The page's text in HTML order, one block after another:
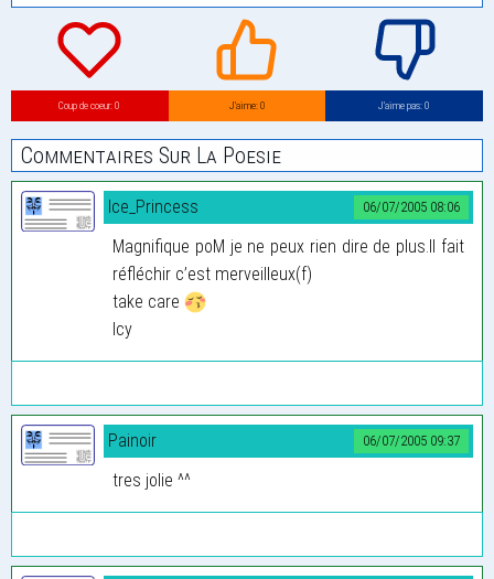
Coup de coeur: 0 J’aime: 0 J’aime pas: 0
Commentaires Sur La Poesie
06/07/2005 08:06
Ice_Princess
Magnifique poM je ne peux rien dire de plus.Il fait
réfléchir c’est merveilleux(f)
take care
Icy
06/07/2005 09:37
Painoir
tres jolie ^^